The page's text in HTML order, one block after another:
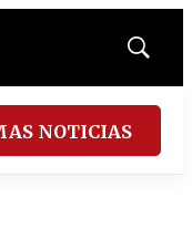
Mostrar
NOTICIAS